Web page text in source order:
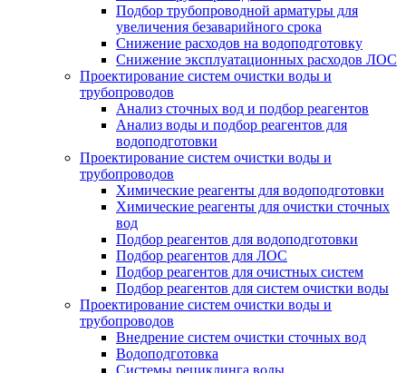
Подбор трубопроводной арматуры для
увеличения безаварийного срока
Снижение расходов на водоподготовку
Снижение эксплуатационных расходов ЛОС
Проектирование систем очистки воды и
трубопроводов
Анализ сточных вод и подбор реагентов
Анализ воды и подбор реагентов для
водоподготовки
Проектирование систем очистки воды и
трубопроводов
Химические реагенты для водоподготовки
Химические реагенты для очистки сточных
вод
Подбор реагентов для водоподготовки
Подбор реагентов для ЛОС
Подбор реагентов для очистных систем
Подбор реагентов для систем очистки воды
Проектирование систем очистки воды и
трубопроводов
Внедрение систем очистки сточных вод
Водоподготовка
Системы рециклинга воды